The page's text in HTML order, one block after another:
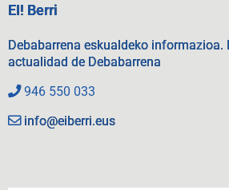
EI! Berri
Debabarrena eskualdeko
actualidad de Debabarrena
946 550 033
info@eiberri.eus